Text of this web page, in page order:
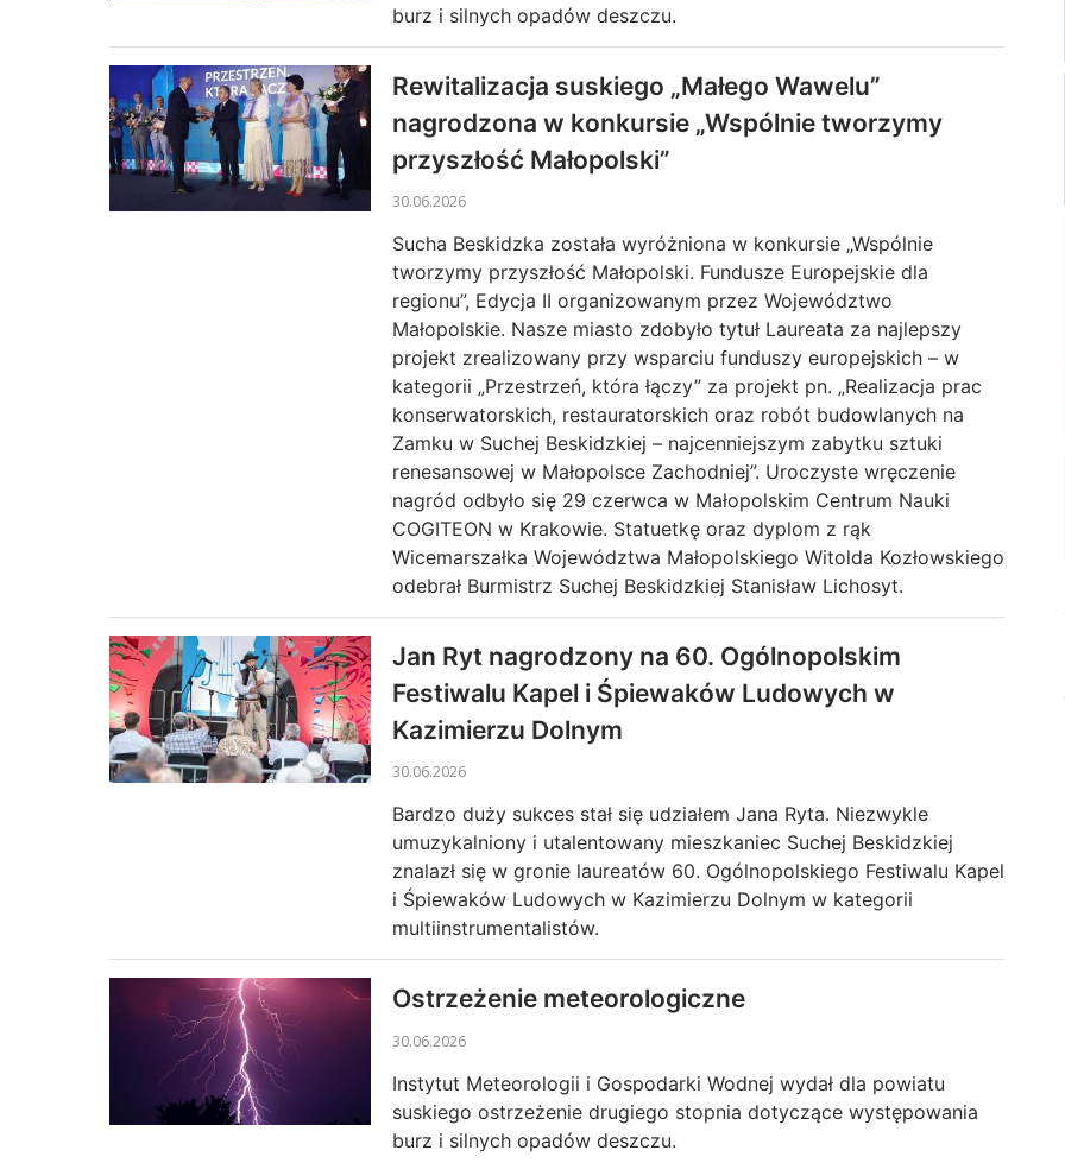
burz i silnych opadów deszczu.
Rewitalizacja suskiego „Małego Wawelu”
nagrodzona w konkursie „Wspólnie tworzymy
przyszłość Małopolski”
30.06.2026
Sucha Beskidzka została wyróżniona w konkursie „Wspólnie
tworzymy przyszłość Małopolski. Fundusze Europejskie dla
regionu”, Edycja II organizowanym przez Województwo
Małopolskie. Nasze miasto zdobyło tytuł Laureata za najlepszy
projekt zrealizowany przy wsparciu funduszy europejskich – w
kategorii „Przestrzeń, która łączy” za projekt pn. „Realizacja prac
konserwatorskich, restauratorskich oraz robót budowlanych na
Zamku w Suchej Beskidzkiej – najcenniejszym zabytku sztuki
renesansowej w Małopolsce Zachodniej”. Uroczyste wręczenie
nagród odbyło się 29 czerwca w Małopolskim Centrum Nauki
COGITEON w Krakowie. Statuetkę oraz dyplom z rąk
Wicemarszałka Województwa Małopolskiego Witolda Kozłowskiego
odebrał Burmistrz Suchej Beskidzkiej Stanisław Lichosyt.
Jan Ryt nagrodzony na 60. Ogólnopolskim
Festiwalu Kapel i Śpiewaków Ludowych w
Kazimierzu Dolnym
30.06.2026
Bardzo duży sukces stał się udziałem Jana Ryta. Niezwykle
umuzykalniony i utalentowany mieszkaniec Suchej Beskidzkiej
znalazł się w gronie laureatów 60. Ogólnopolskiego Festiwalu Kapel
i Śpiewaków Ludowych w Kazimierzu Dolnym w kategorii
multiinstrumentalistów.
Ostrzeżenie meteorologiczne
30.06.2026
Instytut Meteorologii i Gospodarki Wodnej wydał dla powiatu
suskiego ostrzeżenie drugiego stopnia dotyczące występowania
burz i silnych opadów deszczu.